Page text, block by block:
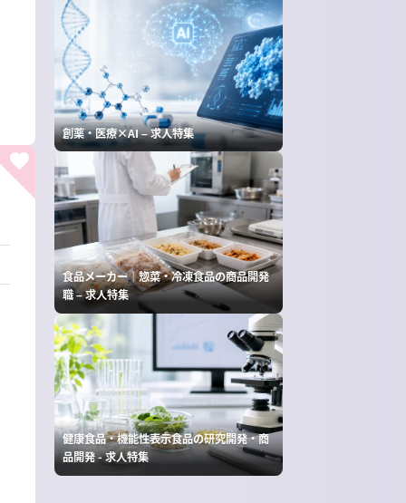
創薬・医療×AI – 求人特集
食品メーカー｜惣菜・冷凍食品の商品開発
職 – 求人特集
健康食品・機能性表示食品の研究開発・商
品開発 - 求人特集